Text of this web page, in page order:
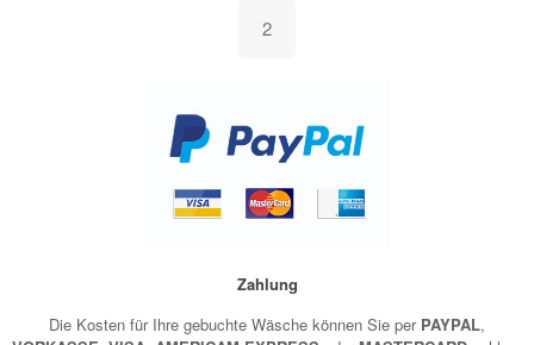
2
Zahlung
Die Kosten für Ihre gebuchte Wäsche können Sie per PAYPAL,